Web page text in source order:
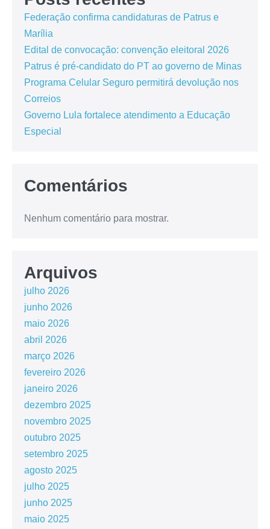
Federação confirma candidaturas de Patrus e
Marília
Edital de convocação: convenção eleitoral 2026
Patrus é pré-candidato do PT ao governo de Minas
Programa Celular Seguro permitirá devolução nos
Correios
Governo Lula fortalece atendimento a Educação
Especial
Comentários
Nenhum comentário para mostrar.
Arquivos
julho 2026
junho 2026
maio 2026
abril 2026
março 2026
fevereiro 2026
janeiro 2026
dezembro 2025
novembro 2025
outubro 2025
setembro 2025
agosto 2025
julho 2025
junho 2025
maio 2025